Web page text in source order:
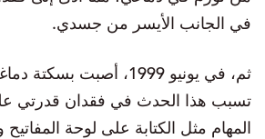
في الجانب الأيسر من جسدي.
ثم، في يونيو 1999، أصبت
تسبب هذا الحدث في فقدان قدرتي
المهام مثل الكتابة على لوحة